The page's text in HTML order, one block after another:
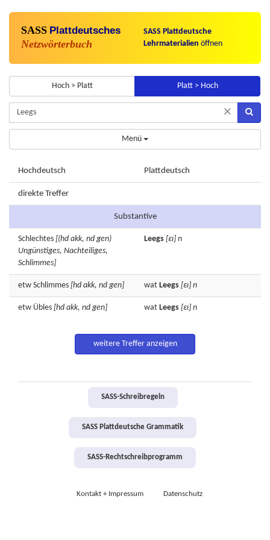
SASS Plattdeutsches
Netzwörterbuch
SASS Plattdeutsche
Lehrmaterialien öffnen
Hoch > Platt Platt > Hoch
×
Menü
Hochdeutsch Plattdeutsch
direkte Treffer
Substantive
Schlechtes [(hd akk, nd gen)
Ungünstiges, Nachteiliges,
Schlimmes]
Leegs [εɪ] n
etw Schlimmes [hd akk, nd gen] wat Leegs [εɪ] n
etw Übles [hd akk, nd gen] wat Leegs [εɪ] n
weitere Treffer anzeigen
SASS-Schreibregeln
SASS Plattdeutsche Grammatik
SASS-Rechtschreibprogramm
Kontakt + Impressum Datenschutz